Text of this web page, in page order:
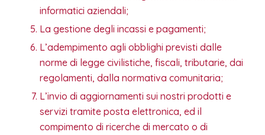
informatici aziendali;
La gestione degli incassi e pagamenti;
L’adempimento agli obblighi previsti dalle
norme di legge civilistiche, fiscali, tributarie, dai
regolamenti, dalla normativa comunitaria;
L’invio di aggiornamenti sui nostri prodotti e
servizi tramite posta elettronica, ed il
compimento di ricerche di mercato o di